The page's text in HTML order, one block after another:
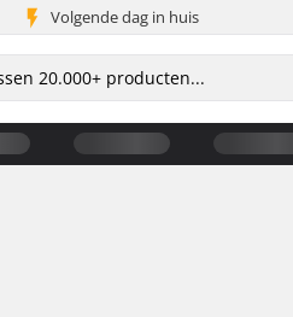
Volgende dag in huis